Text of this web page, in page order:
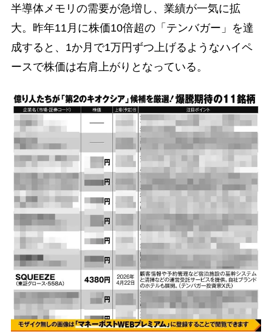
半導体メモリの需要が急増し、業績が一気に拡
大。昨年11月に株価10倍超の「テンバガー」を達
成すると、1か月で1万円ずつ上げるようなハイペ
ースで株価は右肩上がりとなっている。